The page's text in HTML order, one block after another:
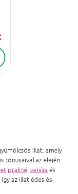
illat, amely
tónusaival az elején.
praliné vanília és
az illat édes és